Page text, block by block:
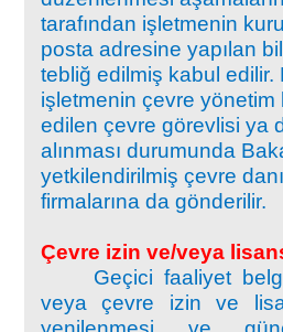
tarafından işletmenin
posta adresine yapılan
tebliğ edilmiş kabul edilir.
işletmenin çevre yönetim
edilen çevre görevlisi ya
alınması durumunda
yetkilendirilmiş çevre
firmalarına da gönderilir.
Çevre izin ve/veya
Geçici faaliyet
veya çevre izin ve